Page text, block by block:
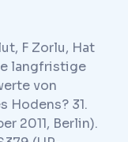
F Zorlu, Hat
langfristige
von
Hodens? 31.
2011, Berlin).